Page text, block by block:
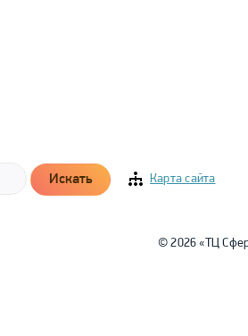
Искать Карта сайта
© 2026 «ТЦ